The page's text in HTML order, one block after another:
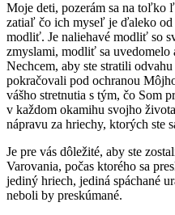
Moje deti, pozerám sa na toľko
zatiaľ čo ich myseľ je ďaleko
modliť. Je naliehavé modliť so
zmyslami, modliť sa uvedomelo
Nechcem, aby ste stratili
pokračovali pod ochranou
vášho stretnutia s tým, čo Som
v každom okamihu svojho
nápravu za hriechy, ktorých ste
Je pre vás dôležité, aby ste
Varovania, počas ktorého sa
jediný hriech, jediná spáchané
neboli by preskúmané.